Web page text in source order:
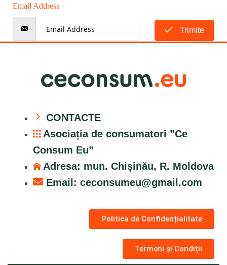
Email Address
Trimite
CONTACTE
Asociația de consumatori ”Ce
Consum Eu”
Adresa: mun. Chișinău, R. Moldova
Email: ceconsumeu@gmail.com
Politica de Confidențialitate
Termeni și Condiții